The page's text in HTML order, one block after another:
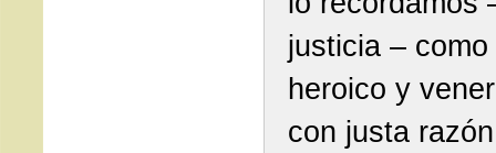
justicia –
heroico y
con justa